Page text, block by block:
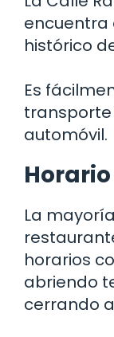
encuentra
histórico
Es
automóvil.
La
horarios
abriendo
cerrando